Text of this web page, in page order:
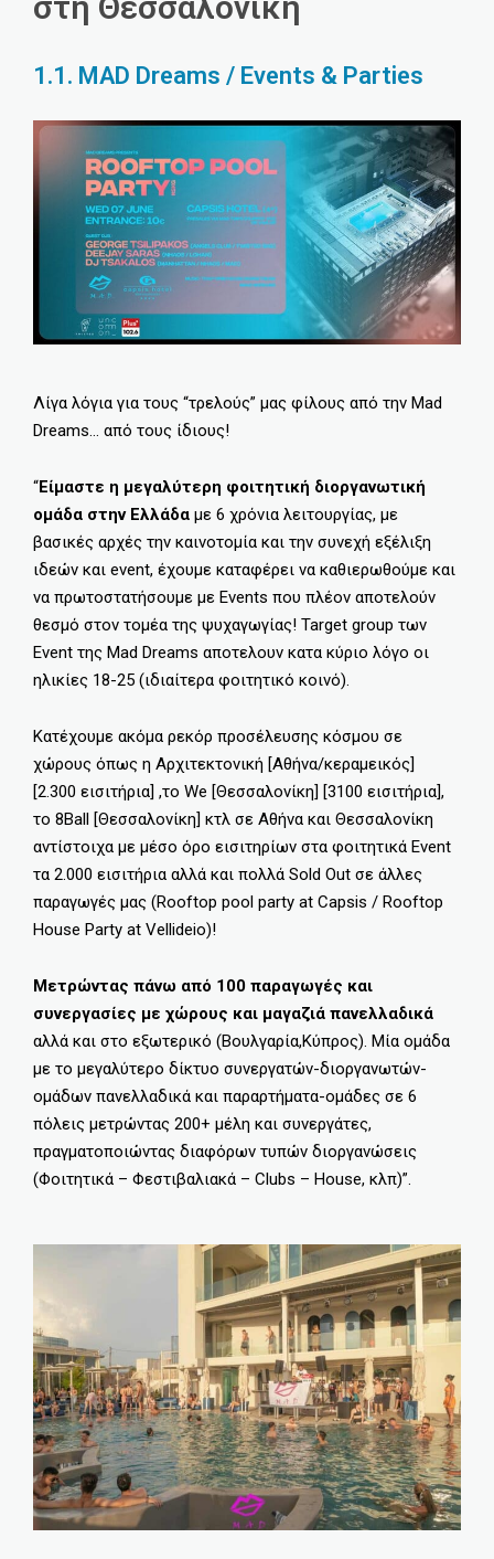
1.1. MAD Dreams / Events & Parties
Λίγα λόγια για τους “τρελούς” μας φίλους από την Mad
Dreams… από τους ίδιους!
“Είμαστε η μεγαλύτερη φοιτητική διοργανωτική
ομάδα στην Ελλάδα με 6 χρόνια λειτουργίας, με
βασικές αρχές την καινοτομία και την συνεχή εξέλιξη
ιδεών και event, έχουμε καταφέρει να καθιερωθούμε και
να πρωτοστατήσουμε με Events που πλέον αποτελούν
θεσμό στον τομέα της ψυχαγωγίας! Target group των
Event της Mad Dreams αποτελουν κατα κύριο λόγο οι
ηλικίες 18-25 (ιδιαίτερα φοιτητικό κοινό).
Κατέχουμε ακόμα ρεκόρ προσέλευσης κόσμου σε
χώρους όπως η Αρχιτεκτονική [Αθήνα/κεραμεικός]
[2.300 εισιτήρια] ,το We [Θεσσαλονίκη] [3100 εισιτήρια],
το 8Ball [Θεσσαλονίκη] κτλ σε Αθήνα και Θεσσαλονίκη
αντίστοιχα με μέσο όρο εισιτηρίων στα φοιτητικά Event
τα 2.000 εισιτήρια αλλά και πολλά Sold Out σε άλλες
παραγωγές μας (Rooftop pool party at Capsis / Rooftop
House Party at Vellideio)!
Μετρώντας πάνω από 100 παραγωγές και
συνεργασίες με χώρους και μαγαζιά πανελλαδικά
αλλά και στο εξωτερικό (Βουλγαρία,Κύπρος). Μία ομάδα
με το μεγαλύτερο δίκτυο συνεργατών-διοργανωτών-
ομάδων πανελλαδικά και παραρτήματα-ομάδες σε 6
πόλεις μετρώντας 200+ μέλη και συνεργάτες,
πραγματοποιώντας διαφόρων τυπών διοργανώσεις
(Φοιτητικά – Φεστιβαλιακά – Clubs – House, κλπ)”.